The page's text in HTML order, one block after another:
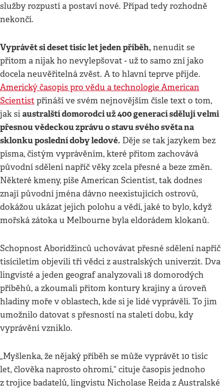
služby rozpustí a postaví nové. Případ tedy rozhodně
nekončí.
Vyprávět si deset tisíc let jeden příběh,nenudit se
přitom a nijak ho nevylepšovat - už to samo zní jako
docela neuvěřitelná zvěst. A to hlavní teprve přijde.
Americký časopis pro vědu a technologie American
Scientistpřináší ve svém nejnovějším čísle text o tom,
jak siaustralští domorodci už 400 generací sdělují velmi
přesnou vědeckou zprávu o stavu svého světa na
sklonku poslední doby ledové. Děje se tak jazykem bez
písma, čistým vyprávěním, které přitom zachovává
původní sdělení napříč věky zcela přesné a beze změn.
Některé kmeny, píše American Scientist, tak dodnes
znají původní jména dávno neexistujících ostrovů,
dokážou ukázat jejich polohu a vědí, jaké to bylo, když
mořská zátoka u Melbourne byla eldorádem klokanů.
Schopnost Aboridžinců uchovávat přesné sdělení napříč
tisíciletím objevili tři vědci z australských univerzit. Dva
lingvisté a jeden geograf analyzovali 18 domorodých
příběhů, a zkoumali přitom kontury krajiny a úroveň
hladiny moře v oblastech, kde si je lidé vyprávěli. To jim
umožnilo datovat s přesností na staletí dobu, kdy
vyprávění vzniklo.
„Myšlenka, že nějaký příběh se může vyprávět 10 tisíc
let, člověka naprosto ohromí,“ cituje časopis jednoho
z trojice badatelů, lingvistu Nicholase Reida z Australské